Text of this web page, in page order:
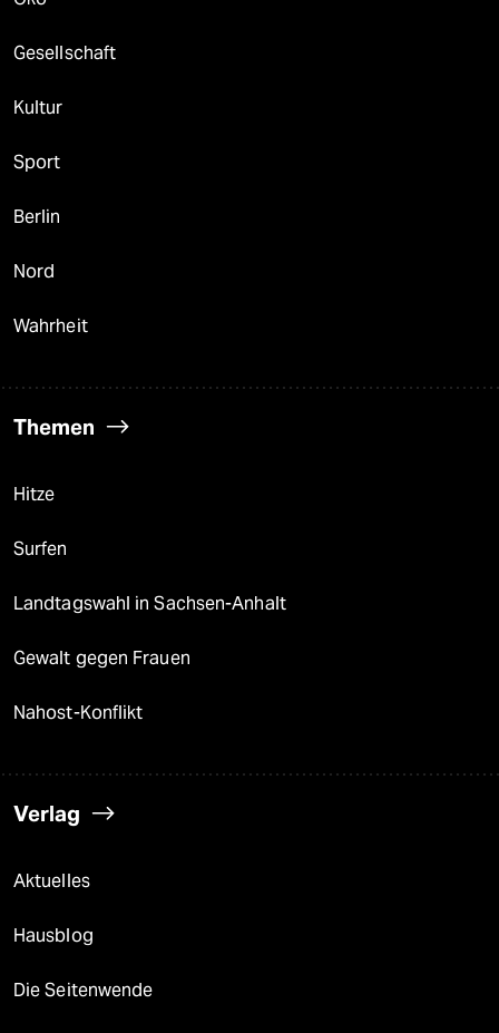
Gesellschaft
Kultur
Sport
Berlin
Nord
Wahrheit
Themen
Hitze
Surfen
Landtagswahl in Sachsen-Anhalt
Gewalt gegen Frauen
Nahost-Konflikt
Verlag
Aktuelles
Hausblog
Die Seitenwende